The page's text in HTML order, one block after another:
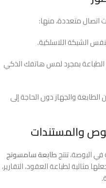
اتصال متعددة، منها:
الشبكة اللاسلكية.
بمجرد لمس هاتفك الذكي
الطابعة والجهاز دون الحاجة إلى
طابعة سامسونج
مثالية لطباعة العقود، التقارير،